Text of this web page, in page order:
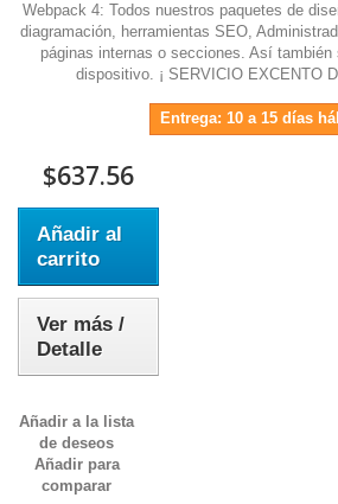
Webpack 4: Todos nuestros paquetes de
diagramación, herramientas SEO,
páginas internas o secciones. Así también
dispositivo. ¡ SERVICIO EXCENTO
Entrega: 10 a 15 días
$637.56
Añadir al
carrito
Ver más /
Detalle
Añadir a la lista
de deseos
Añadir para
comparar